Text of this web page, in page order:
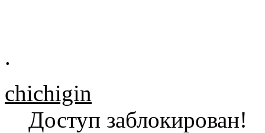
.
chichigin
Доступ заблокирован!